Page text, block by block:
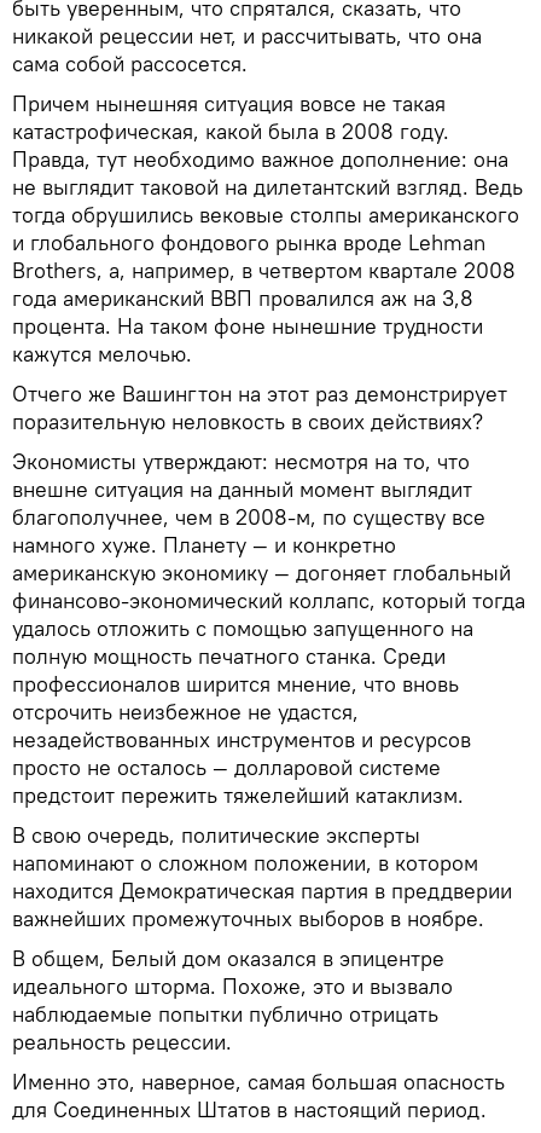
быть уверенным, что спрятался, сказать, что
никакой рецессии нет, и рассчитывать, что она
сама собой рассосется.
Причем нынешняя ситуация вовсе не такая
катастрофическая, какой была в 2008 году.
Правда, тут необходимо важное дополнение: она
не выглядит таковой на дилетантский взгляд. Ведь
тогда обрушились вековые столпы американского
и глобального фондового рынка вроде Lehman
Brothers, а, например, в четвертом квартале 2008
года американский ВВП провалился аж на 3,8
процента. На таком фоне нынешние трудности
кажутся мелочью.
Отчего же Вашингтон на этот раз демонстрирует
поразительную неловкость в своих действиях?
Экономисты утверждают: несмотря на то, что
внешне ситуация на данный момент выглядит
благополучнее, чем в 2008-м, по существу все
намного хуже. Планету — и конкретно
американскую экономику — догоняет глобальный
финансово-экономический коллапс, который тогда
удалось отложить с помощью запущенного на
полную мощность печатного станка. Среди
профессионалов ширится мнение, что вновь
отсрочить неизбежное не удастся,
незадействованных инструментов и ресурсов
просто не осталось — долларовой системе
предстоит пережить тяжелейший катаклизм.
В свою очередь, политические эксперты
напоминают о сложном положении, в котором
находится Демократическая партия в преддверии
важнейших промежуточных выборов в ноябре.
В общем, Белый дом оказался в эпицентре
идеального шторма. Похоже, это и вызвало
наблюдаемые попытки публично отрицать
реальность рецессии.
Именно это, наверное, самая большая опасность
для Соединенных Штатов в настоящий период.